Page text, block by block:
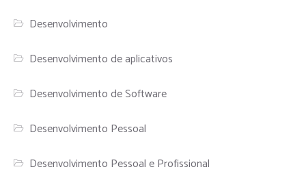
Desenvolvimento
Desenvolvimento de aplicativos
Desenvolvimento de Software
Desenvolvimento Pessoal
Desenvolvimento Pessoal e Profissional